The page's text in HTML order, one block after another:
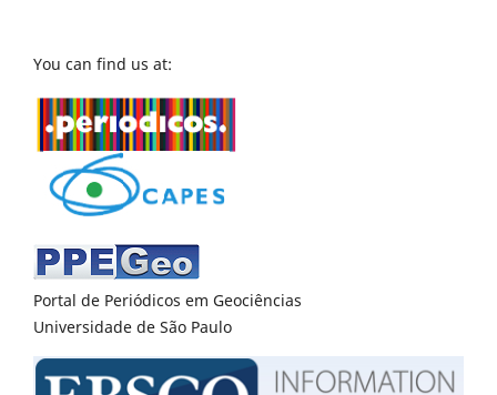
You can find us at:
Portal de Periódicos em Geociências
Universidade de São Paulo